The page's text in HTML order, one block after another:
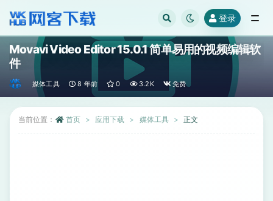
登录
Movavi Video Editor 15.0.1 简单易用的视频编辑软
件
媒体工具 8 年前 0 3.2K 免费
当前位置： 首页 应用下载 媒体工具 正文
全部